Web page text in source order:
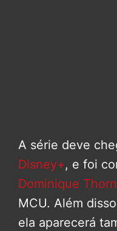
A série deve
Disney+, e foi
Dominique
MCU. Além
ela aparecerá